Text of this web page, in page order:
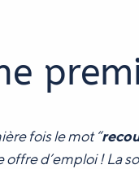
fois le mot “
offre d’emploi ! La